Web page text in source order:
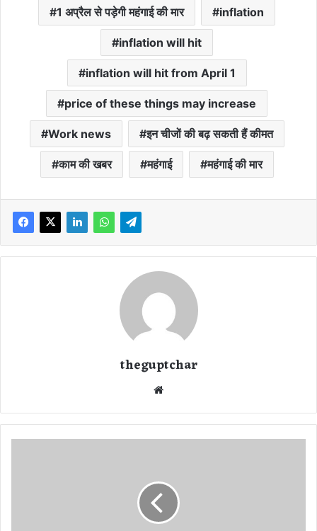
1 अप्रैल से पड़ेगी महंगाई की मार inflation
inflation will hit
inflation will hit from April 1
price of these things may increase
Work news इन चीजों की बढ़ सकती हैं कीमत
काम की खबर महंगाई महंगाई की मार
theguptchar
te